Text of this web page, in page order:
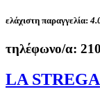
ελάχιστη παραγγελία:
τηλέφωνο/α:
LA STREGA